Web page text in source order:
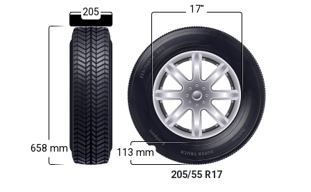
205
658 mm
17"
113 mm
205/55 R17